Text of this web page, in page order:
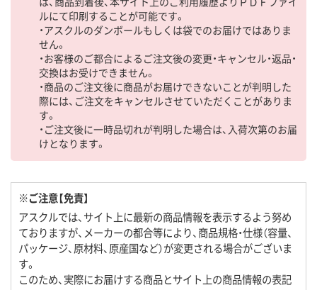
ルにて印刷することが可能です。
・アスクルのダンボールもしくは袋でのお届けではありま
せん。
・お客様のご都合によるご注文後の変更・キャンセル・返品・
交換はお受けできません。
・商品のご注文後に商品がお届けできないことが判明した
際には、ご注文をキャンセルさせていただくことがありま
す。
・ご注文後に一時品切れが判明した場合は、入荷次第のお届
けとなります。
※ご注意【免責】
アスクルでは、サイト上に最新の商品情報を表示するよう努め
ておりますが、メーカーの都合等により、商品規格・仕様（容量、
パッケージ、原材料、原産国など）が変更される場合がございま
す。
このため、実際にお届けする商品とサイト上の商品情報の表記